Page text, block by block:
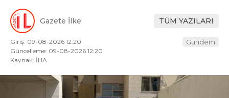
Gazete İlke TÜM YAZILARI
Giriş: 09-08-2026 12:20
Güncelleme: 09-08-2026 12:20
Kaynak: İHA
Gündem